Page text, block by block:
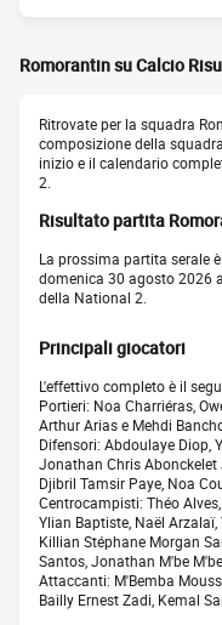
Romorantin su Calcio
Ritrovate per la squadra
composizione della
inizio e il calendario
2.
Risultato partita
La prossima partita serale
domenica 30 agosto 2026
della National 2.
Principali giocatori
L'effettivo completo è il
Portieri: Noa Charriéras,
Arthur Arias e Mehdi
Difensori: Abdoulaye Diop,
Jonathan Chris Abonckelet
Djibril Tamsir Paye, Noa
Centrocampisti: Théo
Ylian Baptiste, Naël Arzalaï,
Killian Stéphane Morgan
Santos, Jonathan M'be
Attaccanti: M'Bemba
Bailly Ernest Zadi, Kemal